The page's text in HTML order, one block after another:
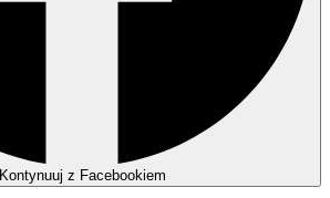
Kontynuuj z Facebookiem